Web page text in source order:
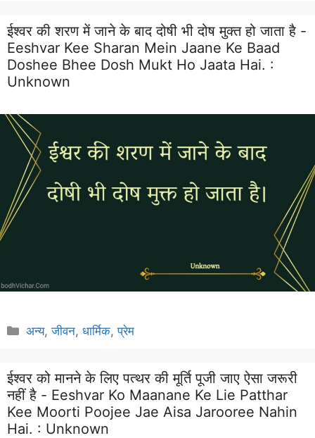
ईश्वर की शरण में जाने के बाद दोषी भी दोष मुक्त हो जाता है -
Eeshvar Kee Sharan Mein Jaane Ke Baad
Doshee Bhee Dosh Mukt Ho Jaata Hai. :
Unknown
Categories
अन्य,जीवन,धार्मिक,प्रेम
ईश्वर को मानने के लिए पत्थर की मूर्ति पूजी जाए ऐसा जरूरी
नहीं है - Eeshvar Ko Maanane Ke Lie Patthar
Kee Moorti Poojee Jae Aisa Jarooree Nahin
Hai. : Unknown